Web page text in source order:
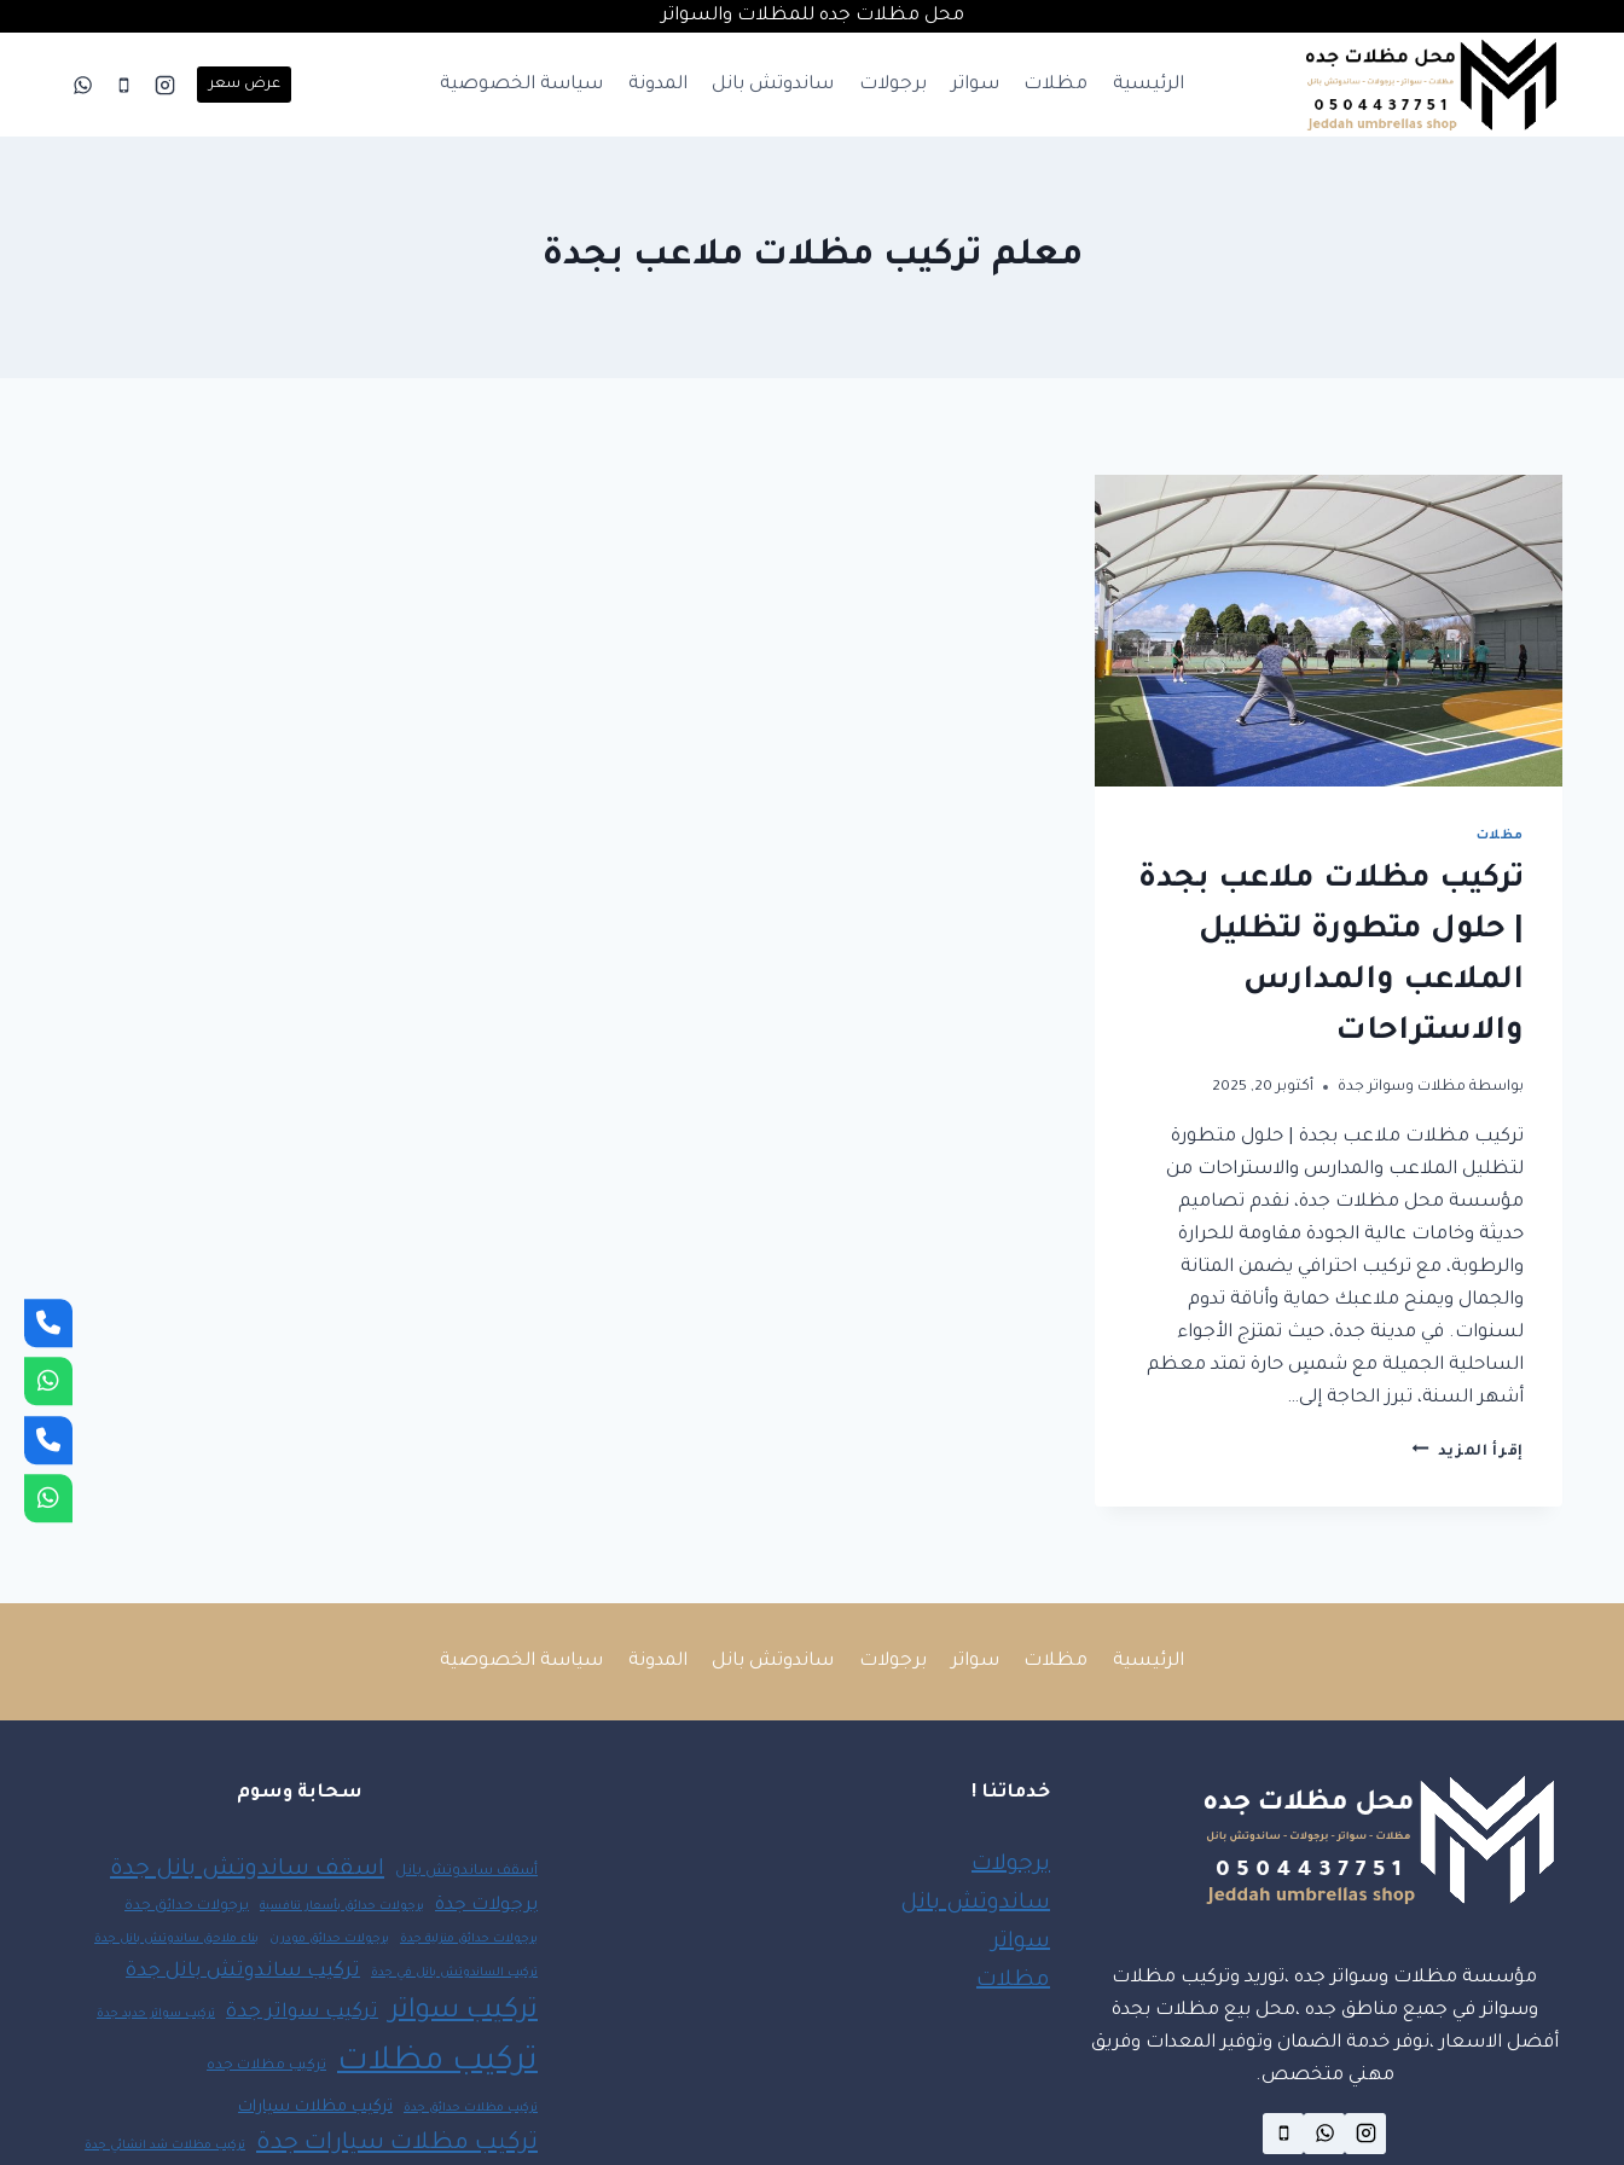
محل مظلات جده للمظلات والسواتر
الرئيسية مظلات سواتر برجولات ساندوتش بانل المدونة سياسة الخصوصية عرض سعر
معلم تركيب مظلات ملاعب بجدة
مظلات
تركيب مظلات ملاعب بجدة
| حلول متطورة لتظليل
الملاعب والمدارس
والاستراحات
بواسطة مظلات وسواتر جدة أكتوبر 20, 2025
تركيب مظلات ملاعب بجدة | حلول متطورة
لتظليل الملاعب والمدارس والاستراحات من
مؤسسة محل مظلات جدة، نقدم تصاميم
حديثة وخامات عالية الجودة مقاومة للحرارة
والرطوبة، مع تركيب احترافي يضمن المتانة
والجمال ويمنح ملاعبك حماية وأناقة تدوم
لسنوات. في مدينة جدة، حيث تمتزج الأجواء
الساحلية الجميلة مع شمسٍ حارة تمتد معظم
أشهر السنة، تبرز الحاجة إلى…
إقرأ المزيد تركيب
الرئيسية مظلات سواتر برجولات ساندوتش بانل المدونة سياسة الخصوصية
مؤسسة مظلات وسواتر جده ،توريد وتركيب مظلات
وسواتر في جميع مناطق جده ،محل بيع مظلات بجدة
أفضل الاسعار ،نوفر خدمة الضمان وتوفير المعدات وفريق
مهني متخصص.
خدماتنا !
برجولات
ساندوتش بانل
سواتر
مظلات
سحابة وسوم
أسقف ساندوتش بانل اسقف ساندوتش بانل جدة
برجولات جدة برجولات حدائق بأسعار تنافسية برجولات حدائق جدة
برجولات حدائق منزلية جدة برجولات حدائق مودرن بناء ملاحق ساندوتش بانل جدة
تركيب الساندوتش بانل في جدة تركيب ساندوتش بانل جدة
تركيب سواتر تركيب سواتر جدة تركيب سواتر حديد جدة
تركيب مظلات تركيب مظلات جده
تركيب مظلات حدائق جدة تركيب مظلات سيارات
تركيب مظلات سيارات جدة تركيب مظلات شد انشائي جدة